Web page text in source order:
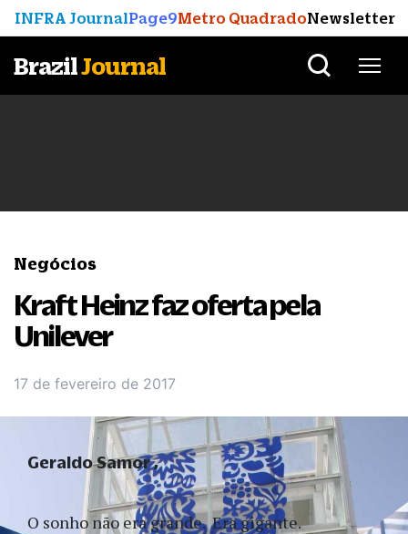
INFRA JournalPage9Metro QuadradoNewsletter
BrazilJournal
Negócios
Kraft Heinz faz oferta pela
Unilever
17 de fevereiro de 2017
O sonho não era grande. Era gigante.
Geraldo Samor